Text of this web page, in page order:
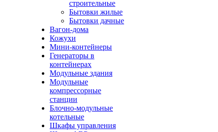
строительные
Бытовки жилые
Бытовки дачные
Вагон-дома
Кожухи
Мини-контейнеры
Генераторы в
контейнерах
Модульные здания
Модульные
компрессорные
станции
Блочно-модульные
котельные
Шкафы управления